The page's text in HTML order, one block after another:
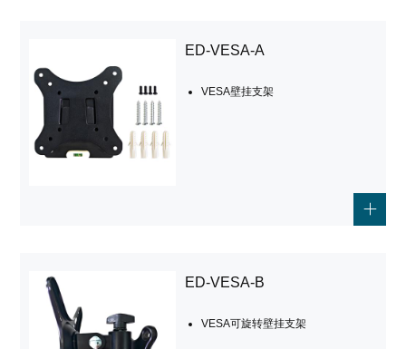
ED-VESA-A
VESA壁挂支架
ED-VESA-B
VESA可旋转壁挂支架